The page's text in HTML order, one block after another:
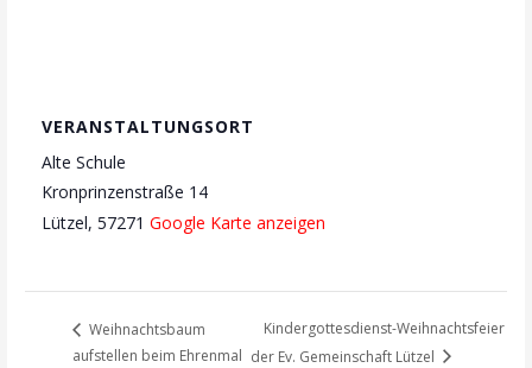
VERANSTALTUNGSORT
Alte Schule
Kronprinzenstraße 14
Lützel, 57271 Google Karte anzeigen
Weihnachtsbaum
aufstellen beim Ehrenmal
Kindergottesdienst-Weihnachtsfeier
der Ev. Gemeinschaft Lützel